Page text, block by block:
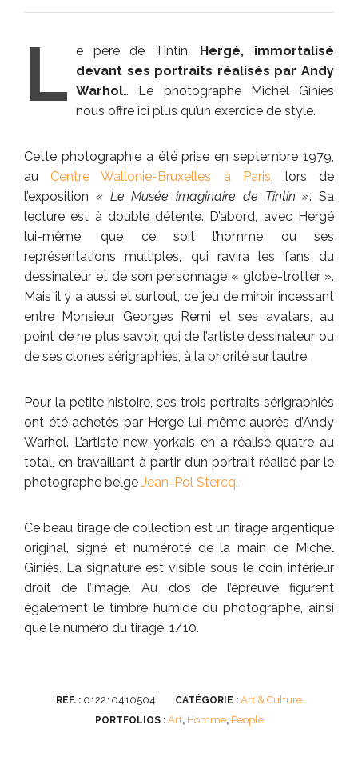
L e père de Tintin, Hergé, immortalisé
devant ses portraits réalisés par Andy
Warhol… Le photographe Michel Giniès
nous offre ici plus qu’un exercice de style.
Cette photographie a été prise en septembre 1979,
au Centre Wallonie-Bruxelles à Paris, lors de
l’exposition « Le Musée imaginaire de Tintin ». Sa
lecture est à double détente. D’abord, avec Hergé
lui-même, que ce soit l’homme ou ses
représentations multiples, qui ravira les fans du
dessinateur et de son personnage « globe-trotter ».
Mais il y a aussi et surtout, ce jeu de miroir incessant
entre Monsieur Georges Remi et ses avatars, au
point de ne plus savoir, qui de l’artiste dessinateur ou
de ses clones sérigraphiés, à la priorité sur l’autre.
Pour la petite histoire, ces trois portraits sérigraphiés
ont été achetés par Hergé lui-même auprès d’Andy
Warhol. L’artiste new-yorkais en a réalisé quatre au
total, en travaillant à partir d’un portrait réalisé par le
photographe belge Jean-Pol Stercq.
Ce beau tirage de collection est un tirage argentique
original, signé et numéroté de la main de Michel
Giniès. La signature est visible sous le coin inférieur
droit de l’image. Au dos de l’épreuve figurent
également le timbre humide du photographe, ainsi
que le numéro du tirage, 1/10.
RÉF. : 012210410504 CATÉGORIE : Art & Culture
PORTFOLIOS : Art, Homme, People